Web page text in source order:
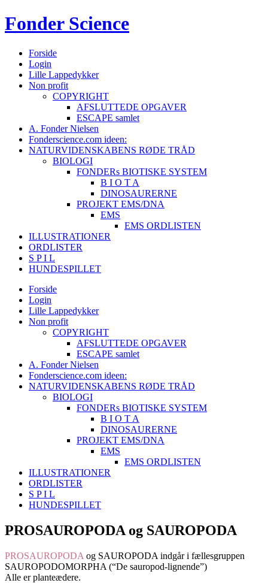
FonderScience
Forside
Login
Lille Lappedykker
Non profit
COPYRIGHT
AFSLUTTEDE OPGAVER
ESCAPE samlet
A. Fonder Nielsen
Fonderscience.com ideen:
NATURVIDENSKABENS RØDE TRÅD
BIOLOGI
FONDERs BIOTISKE SYSTEM
B I O T A
DINOSAURERNE
PROJEKT EMS/DNA
EMS
EMS ORDLISTEN
ILLUSTRATIONER
ORDLISTER
S P I L
HUNDESPILLET
Forside
Login
Lille Lappedykker
Non profit
COPYRIGHT
AFSLUTTEDE OPGAVER
ESCAPE samlet
A. Fonder Nielsen
Fonderscience.com ideen:
NATURVIDENSKABENS RØDE TRÅD
BIOLOGI
FONDERs BIOTISKE SYSTEM
B I O T A
DINOSAURERNE
PROJEKT EMS/DNA
EMS
EMS ORDLISTEN
ILLUSTRATIONER
ORDLISTER
S P I L
HUNDESPILLET
PROSAUROPODA og SAUROPODA
PROSAUROPODA og SAUROPODA indgår i fællesgruppen
SAUROPODOMORPHA (“De sauropod-lignende”)
Alle er planteædere.